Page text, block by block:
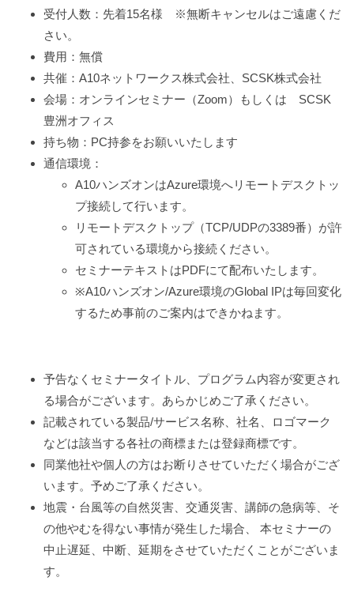
受付人数：先着15名様 ※無断キャンセルはご遠慮くだ
さい。
費用：無償
共催：A10ネットワークス株式会社、SCSK株式会社
会場：オンラインセミナー（Zoom）もしくは SCSK
豊洲オフィス
持ち物：PC持参をお願いいたします
通信環境：
A10ハンズオンはAzure環境へリモートデスクトッ
プ接続して行います。
リモートデスクトップ（TCP/UDPの3389番）が許
可されている環境から接続ください。
セミナーテキストはPDFにて配布いたします。
※A10ハンズオン/Azure環境のGlobal IPは毎回変化
するため事前のご案内はできかねます。
予告なくセミナータイトル、プログラム内容が変更され
る場合がございます。あらかじめご了承ください。
記載されている製品/サービス名称、社名、ロゴマーク
などは該当する各社の商標または登録商標です。
同業他社や個人の方はお断りさせていただく場合がござ
います。予めご了承ください。
地震・台風等の自然災害、交通災害、講師の急病等、そ
の他やむを得ない事情が発生した場合、 本セミナーの
中止遅延、中断、延期をさせていただくことがございま
す。